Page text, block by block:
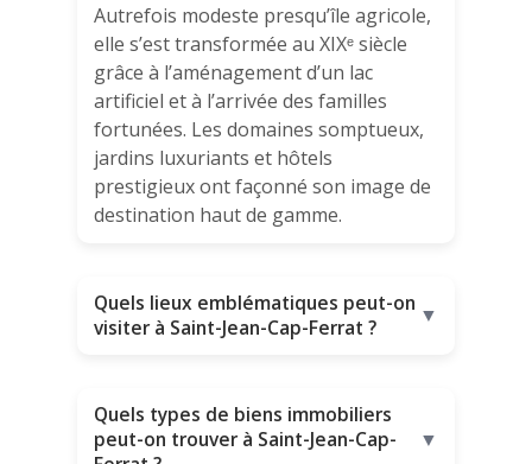
Autrefois modeste presqu’île agricole,
elle s’est transformée au XIXᵉ siècle
grâce à l’aménagement d’un lac
artificiel et à l’arrivée des familles
fortunées. Les domaines somptueux,
jardins luxuriants et hôtels
prestigieux ont façonné son image de
destination haut de gamme.
Quels lieux emblématiques peut-on
visiter à Saint-Jean-Cap-Ferrat ?
▼
Quels types de biens immobiliers
peut-on trouver à Saint-Jean-Cap-
▼